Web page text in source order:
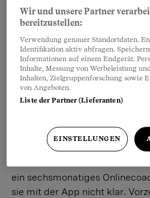
glücklich. Und sie schützen
anderen Krankheiten. Also
oder ganz einfach zu Hause.
Vera Bueller
Fit on Time
Kundin zum
Albtraum wurde
ein sechsmonatiges
sie mit der App nicht klar.
Wir und unsere Partner
bereitzustellen:
Verwendung genauer Standortdaten.
Identifikation aktiv abfragen.
Informationen auf einem Endgerät.
Inhalte, Messung von Werbeleistung
Inhalten, Zielgruppenforschung sowie
von Angeboten.
Liste der Partner (Lieferanten)
EINSTELLUNGEN